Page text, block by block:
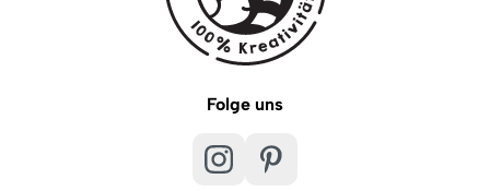
Folge uns